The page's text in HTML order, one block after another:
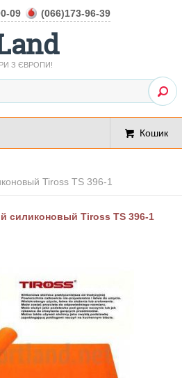
09 (066)173-96-39
З ЄВРОПИ!
Кошик
Tiross TS 396-1
силиконовый Tiross TS 396-1